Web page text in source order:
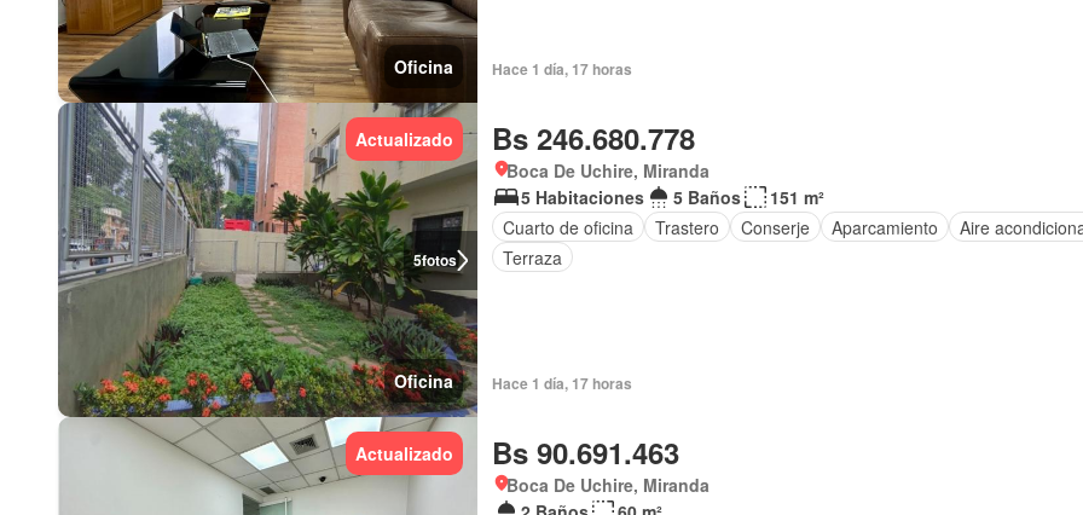
Oficina Hace 1 día, 17 horas
5fotos
Actualizado
Oficina
Bs 246.680.778
Boca De Uchire, Miranda
5 Habitaciones
5 Baños
151 m²
Cuarto de oficina
Trastero Conserje Aparcamiento
Aire
Terraza
Hace 1 día, 17 horas
Actualizado Bs 90.691.463
Boca De Uchire, Miranda